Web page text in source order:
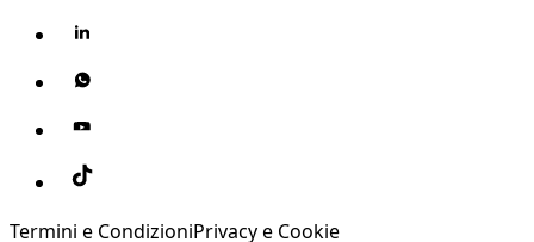
Termini e CondizioniPrivacy e Cookie